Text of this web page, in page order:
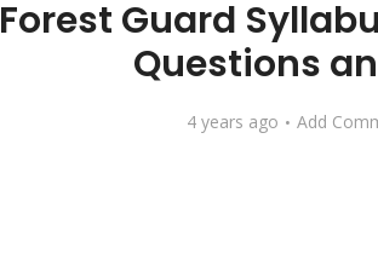
Forest Guard
Questions
4 years ago Add